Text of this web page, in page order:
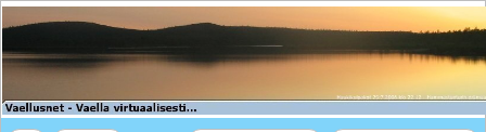
VAELLUSNET -
Vaellusturinat II